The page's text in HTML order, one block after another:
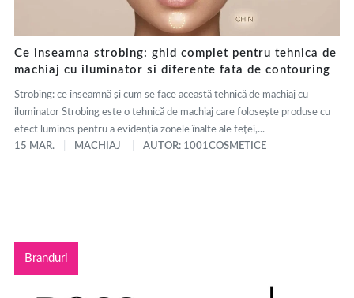
Ce inseamna strobing: ghid complet pentru tehnica de
machiaj cu iluminator si diferente fata de contouring
Strobing: ce înseamnă și cum se face această tehnică de machiaj cu
iluminator Strobing este o tehnică de machiaj care folosește produse cu
efect luminos pentru a evidenția zonele înalte ale feței,...
15 MAR.
MACHIAJ AUTOR: 1001COSMETICE
Branduri